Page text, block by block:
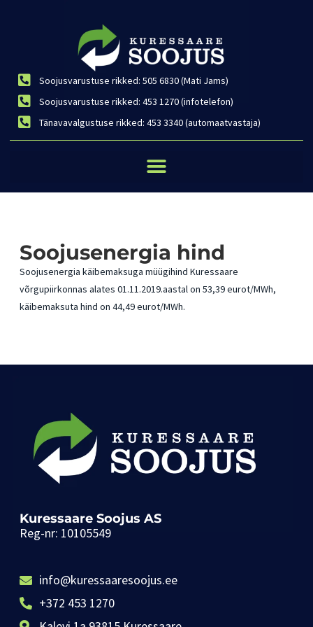
Soojusvarustuse rikked: 505 6830 (Mati Jams)
Soojusvarustuse rikked: 453 1270 (infotelefon)
Tänavavalgustuse rikked: 453 3340 (automaatvastaja)
Soojusenergia hind
Soojusenergia käibemaksuga müügihind Kuressaare
võrgupiirkonnas alates 01.11.2019.aastal on 53,39 eurot/MWh,
käibemaksuta hind on 44,49 eurot/MWh.
Kuressaare Soojus AS
Reg-nr: 10105549
info@kuressaaresoojus.ee
+372 453 1270